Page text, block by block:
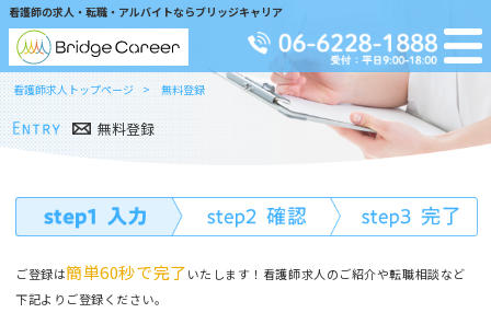
看護師の求人・転職・アルバイトならブリッジキャリア
看護師求人トップページ 無料登録
無料登録
ご登録は簡単60秒で完了いたします！看護師求人のご紹介や転職相談など
下記よりご登録ください。